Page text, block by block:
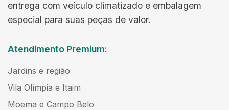
entrega com veículo climatizado e embalagem
especial para suas peças de valor.
Atendimento Premium:
Jardins e região
Vila Olímpia e Itaim
Moema e Campo Belo